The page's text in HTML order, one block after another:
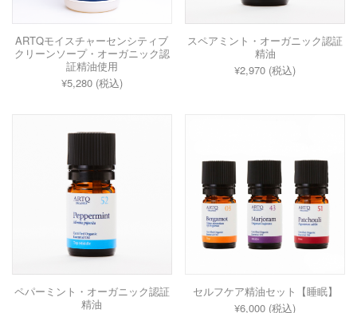
ARTQモイスチャーセンシティブ
クリーンソープ・オーガニック認
証精油使用
¥5,280 (税込)
スペアミント・オーガニック認証
精油
¥2,970 (税込)
ペパーミント・オーガニック認証
精油
セルフケア精油セット【睡眠】
¥6,000 (税込)